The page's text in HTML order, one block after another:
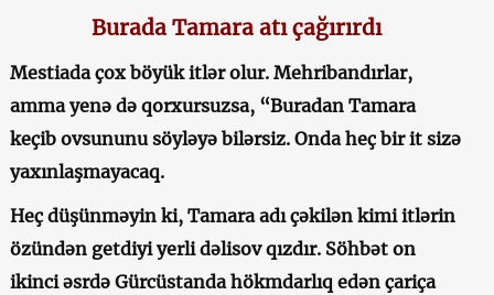
Burada Tamara atı çağırırdı
Mestiada çox böyük itlər olur. Mehribandırlar,
amma yenə də qorxursuzsa, “Buradan Tamara
keçib ovsununu söyləyə bilərsiz. Onda heç bir it sizə
yaxınlaşmayacaq.
Heç düşünməyin ki, Tamara adı çəkilən kimi itlərin
özündən getdiyi yerli dəlisov qızdır. Söhbət on
ikinci əsrdə Gürcüstanda hökmdarlıq edən çariça